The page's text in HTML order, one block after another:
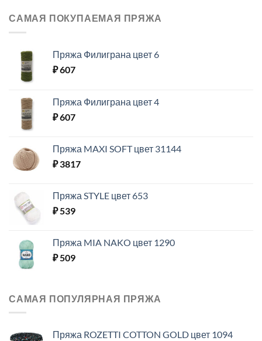
САМАЯ ПОКУПАЕМАЯ ПРЯЖА
Пряжа Филиграна цвет 6
₽607
Пряжа Филиграна цвет 4
₽607
Пряжа MAXI SOFT цвет 31144
₽3817
Пряжа STYLE цвет 653
₽539
Пряжа MIA NAKO цвет 1290
₽509
САМАЯ ПОПУЛЯРНАЯ ПРЯЖА
Пряжа ROZETTI COTTON GOLD цвет 1094